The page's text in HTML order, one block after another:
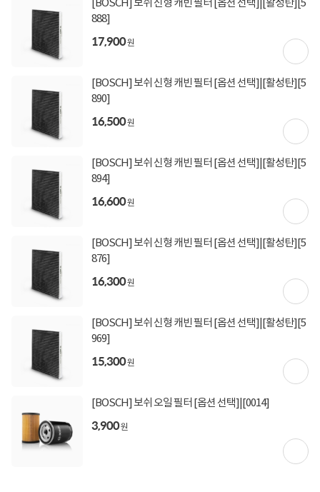
[BOSCH] 보쉬 신형 캐빈 필터 [옵션 선택]|[활성탄][5
888]
17,900원
[BOSCH] 보쉬 신형 캐빈 필터 [옵션 선택]|[활성탄][5
890]
16,500원
[BOSCH] 보쉬 신형 캐빈 필터 [옵션 선택]|[활성탄][5
894]
16,600원
[BOSCH] 보쉬 신형 캐빈 필터 [옵션 선택]|[활성탄][5
876]
16,300원
[BOSCH] 보쉬 신형 캐빈 필터 [옵션 선택]|[활성탄][5
969]
15,300원
[BOSCH] 보쉬 오일 필터 [옵션 선택]|[0014]
3,900원
상세정보 펼쳐보기